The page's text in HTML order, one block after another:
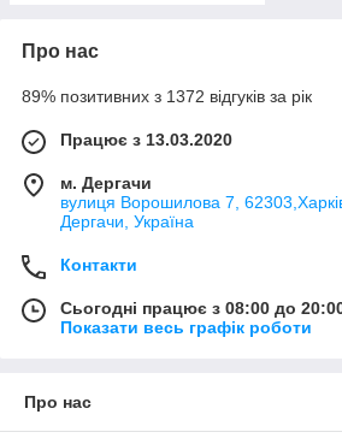
Про нас
89% позитивних з 1372 відгуків за рік
Працює з 13.03.2020
м. Дергачи
вулиця Ворошилова 7,
Дергачи, Україна
Контакти
Сьогодні працює з 08:00 до
Показати весь графік роботи
Про нас